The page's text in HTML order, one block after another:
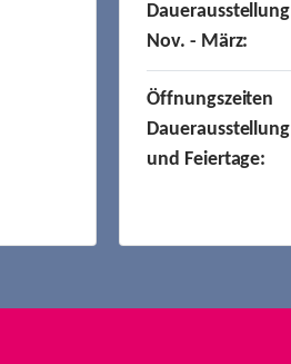
Dauerausstellung
Nov. - März:
Öffnungszeiten
Dauerausstellung
und Feiertage: